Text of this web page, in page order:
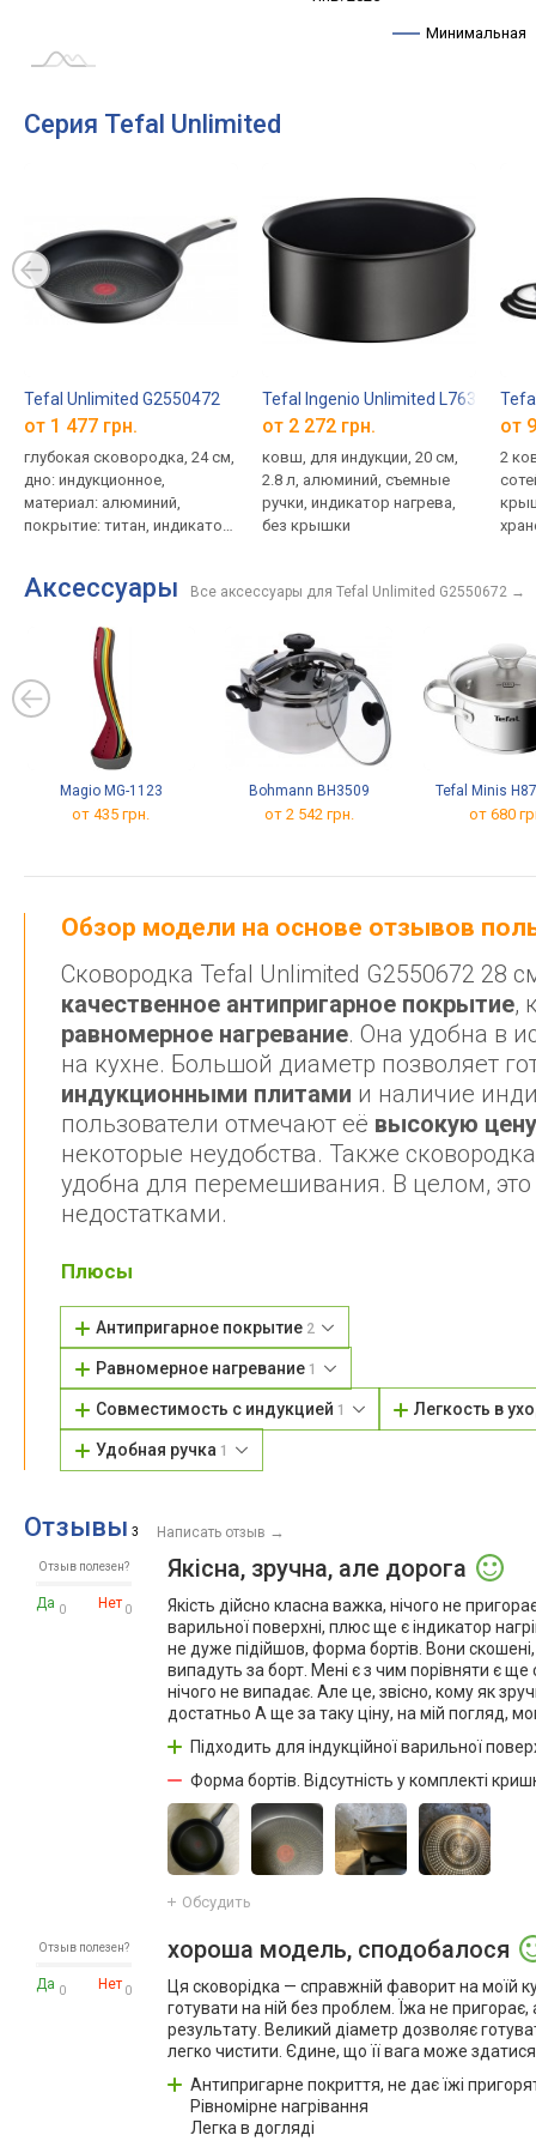
Минимальная
Серия Tefal Unlimited
Tefal Unlimited G2550472
от 1 477 грн.
глубокая сковородка, 24 см,
дно: индукционное,
материал: алюминий,
покрытие: титан, индикатор
Tefal Ingenio Unlimited L7633032
от 2 272 грн.
ковш, для индукции, 20 см,
2.8 л, алюминий, съемные
ручки, индикатор нагрева,
без крышки
от
2
28
Аксессуары Все аксессуары для Tefal Unlimited G2550672 →
Magio MG-1123
от 435 грн.
Bohmann BH3509
от 2 542 грн.
Tefal Minis
от 680
Обзор модели на основе отзывов
Сковородка Tefal Unlimited G2550672 28
качественное антипригарное покрытие,
равномерное нагревание. Она удобна в
на кухне. Большой диаметр позволяет
индукционными плитами и наличие
пользователи отмечают её высокую цену
некоторые неудобства. Также
удобна для перемешивания. В целом,
недостатками.
Плюсы
Антипригарное покрытие 2
Равномерное нагревание 1
Совместимость с индукцией 1 Легкость в
Удобная ручка 1
Отзывы 3 Написать отзыв →
Отзыв полезен?
Да 0 Нет 0
Якісна, зручна, але дорога
Якість дійсно класна важка, нічого не
варильної поверхні, плюс ще є індикатор
не дуже підійшов, форма бортів. Вони
випадуть за борт. Мені є з чим порівняти є
нічого не випадає. Але це, звісно, кому як
достатньо А ще за таку ціну, на мій погляд,
Підходить для індукційної варильної
Форма бортів. Відсутність у комплекті
Обсудить
Отзыв полезен?
Да 0 Нет 0
хороша модель, сподобалося
Ця сковорідка — справжній фаворит на моїй
готувати на ній без проблем. Їжа не
результату. Великий діаметр дозволяє
легко чистити. Єдине, що її вага може
Антипригарне покриття, не дає їжі
Рівномірне нагрівання
Легка в догляді